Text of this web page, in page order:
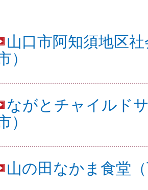
山口市阿知須地区
）
ながとチャイルド
）
山の田なかま食堂